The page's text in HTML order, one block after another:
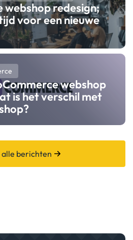
webshop redesign;
voor een nieuwe
webshop
is het verschil met
alle berichten